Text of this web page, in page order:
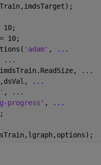
10;
10;
'adam' ,
...
...
...
,dsVal,
...
,
...
progress' ,
...